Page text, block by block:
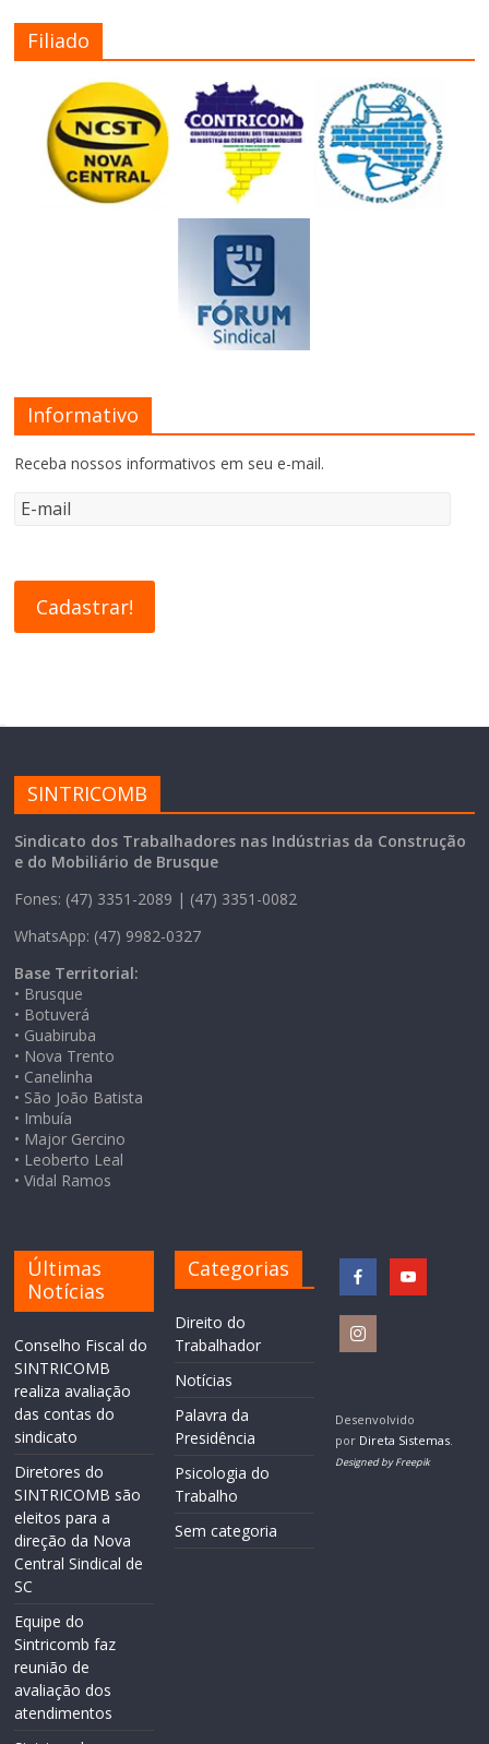
Filiado
Informativo
Receba nossos informativos em seu e-mail.
SINTRICOMB
Sindicato dos Trabalhadores nas Indústrias da Construção
e do Mobiliário de Brusque
Fones: (47) 3351-2089 | (47) 3351-0082
WhatsApp: (47) 9982-0327
Base Territorial:
• Brusque
• Botuverá
• Guabiruba
• Nova Trento
• Canelinha
• São João Batista
• Imbuía
• Major Gercino
• Leoberto Leal
• Vidal Ramos
Últimas
Notícias
Conselho Fiscal do
SINTRICOMB
realiza avaliação
das contas do
sindicato
Diretores do
SINTRICOMB são
eleitos para a
direção da Nova
Central Sindical de
SC
Equipe do
Sintricomb faz
reunião de
avaliação dos
atendimentos
Categorias
Direito do
Trabalhador
Notícias
Palavra da
Presidência
Psicologia do
Trabalho
Sem categoria
Desenvolvido
por Direta Sistemas.
Designed by Freepik